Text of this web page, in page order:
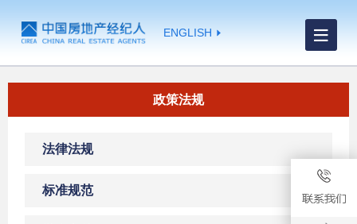
ENGLISH
政策法规
法律法规
标准规范